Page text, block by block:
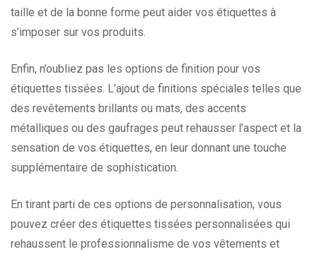
taille et de la bonne forme peut aider vos étiquettes à
s’imposer sur vos produits.
Enfin, n’oubliez pas les options de finition pour vos
étiquettes tissées. L’ajout de finitions spéciales telles que
des revêtements brillants ou mats, des accents
métalliques ou des gaufrages peut rehausser l’aspect et la
sensation de vos étiquettes, en leur donnant une touche
supplémentaire de sophistication.
En tirant parti de ces options de personnalisation, vous
pouvez créer des étiquettes tissées personnalisées qui
rehaussent le professionnalisme de vos vêtements et